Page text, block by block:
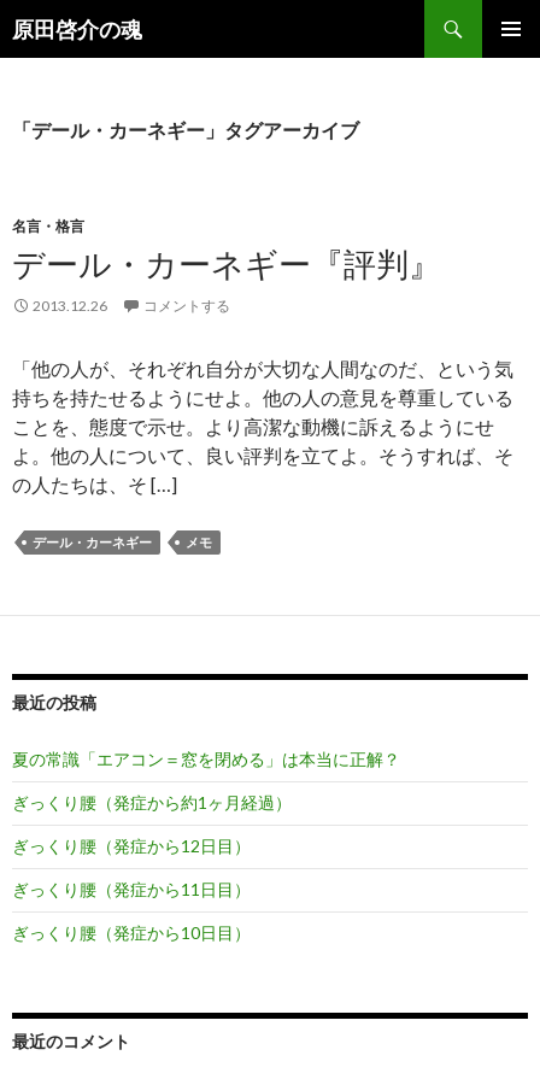
原田啓介の魂
索
ン
キ
ッ
プ
「デール・カーネギー」タグアーカイブ
名言・格言
デール・カーネギー『評判』
2013.12.26 コメントする
「他の人が、それぞれ自分が大切な人間なのだ、という気
持ちを持たせるようにせよ。他の人の意見を尊重している
ことを、態度で示せ。より高潔な動機に訴えるようにせ
よ。他の人について、良い評判を立てよ。そうすれば、そ
の人たちは、そ […]
デール・カーネギー メモ
最近の投稿
夏の常識「エアコン＝窓を閉める」は本当に正解？
ぎっくり腰（発症から約1ヶ月経過）
ぎっくり腰（発症から12日目）
ぎっくり腰（発症から11日目）
ぎっくり腰（発症から10日目）
最近のコメント